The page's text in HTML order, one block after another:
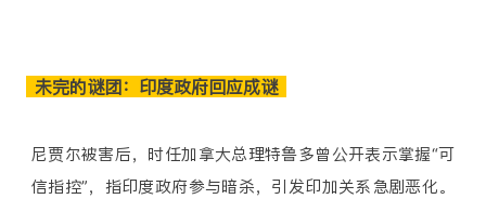
未完的谜团：印度政府回应成谜
尼贾尔被害后，时任加拿大总理特鲁多曾公开表示掌握“可
信指控”，指印度政府参与暗杀，引发印加关系急剧恶化。